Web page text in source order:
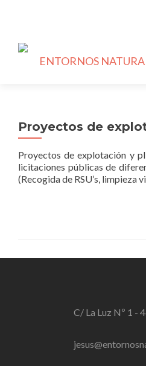
Proyectos de
Proyectos de explotación y
licitaciones públicas de
(Recogida de RSU’s, limpieza
C/ La Luz Nº 1 -